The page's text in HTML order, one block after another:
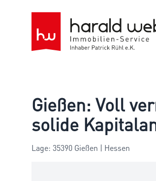
Gießen: Voll
solide
Lage: 35390 Gießen | Hessen